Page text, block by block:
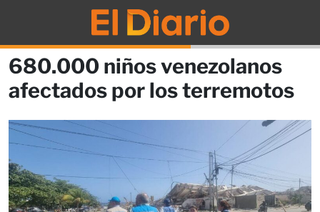
680.000 niños venezolanos
afectados por los terremotos